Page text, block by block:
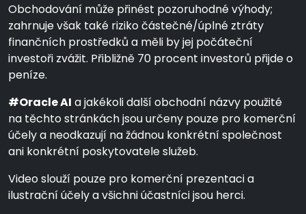
Obchodování může přinést pozoruhodné výhody;
zahrnuje však také riziko částečné/úplné ztráty
finančních prostředků a měli by jej počáteční
investoři zvážit. Přibližně 70 procent investorů přijde o
peníze.
#Oracle AI a jakékoli další obchodní názvy použité
na těchto stránkách jsou určeny pouze pro komerční
účely a neodkazují na žádnou konkrétní společnost
ani konkrétní poskytovatele služeb.
Video slouží pouze pro komerční prezentaci a
ilustrační účely a všichni účastníci jsou herci.